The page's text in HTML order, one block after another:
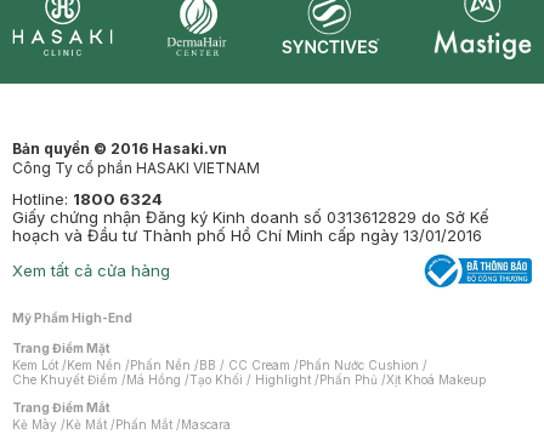
Bản quyền © 2016 Hasaki.vn
Công Ty cổ phần HASAKI VIETNAM
Hotline: 1800 6324
Giấy chứng nhận Đăng ký Kinh doanh số 0313612829 do Sở Kế
hoạch và Đầu tư Thành phố Hồ Chí Minh cấp ngày 13/01/2016
Xem tất cả cửa hàng
Mỹ Phẩm High-End
Trang Điểm Mặt
Kem Lót /Kem Nền /Phấn Nền /BB / CC Cream /Phấn Nước Cushion /
Che Khuyết Điểm /Má Hồng /Tạo Khối / Highlight /Phấn Phủ /Xịt Khoá Makeup
Trang Điểm Mắt
Kẻ Mày /Kẻ Mắt /Phấn Mắt /Mascara